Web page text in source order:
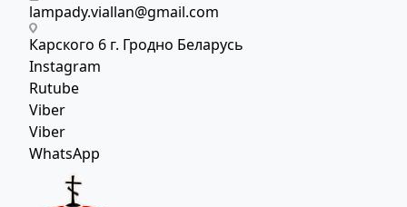
lampady.viallan@gmail.com
Карского 6 г. Гродно Беларусь
Instagram
Rutube
Viber
Viber
WhatsApp